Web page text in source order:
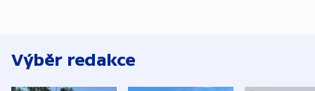
Výběr redakce